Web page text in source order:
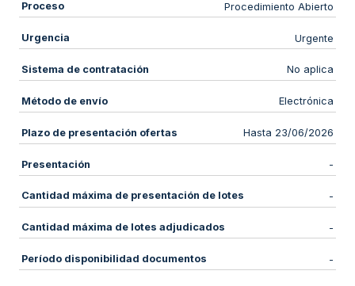
Proceso Procedimiento Abierto
Urgencia Urgente
Sistema de contratación No aplica
Método de envío Electrónica
Plazo de presentación ofertas Hasta 23/06/2026
Presentación -
Cantidad máxima de presentación de lotes -
Cantidad máxima de lotes adjudicados -
Período disponibilidad documentos -